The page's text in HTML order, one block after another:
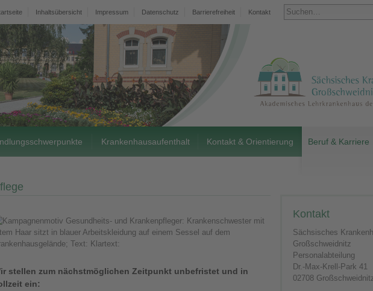
Inhaltsübersicht Impressum Datenschutz Barrierefreiheit Kontakt
Krankenhausaufenthalt Kontakt & Orientierung Beruf & Karriere
stellen zum nächstmöglichen Zeitpunkt unbefristet und in
ein:
Kontakt
Sächsisches
Großschweidnitz
Personalabteilung
Dr.-Max-Krell-Park 41
02708